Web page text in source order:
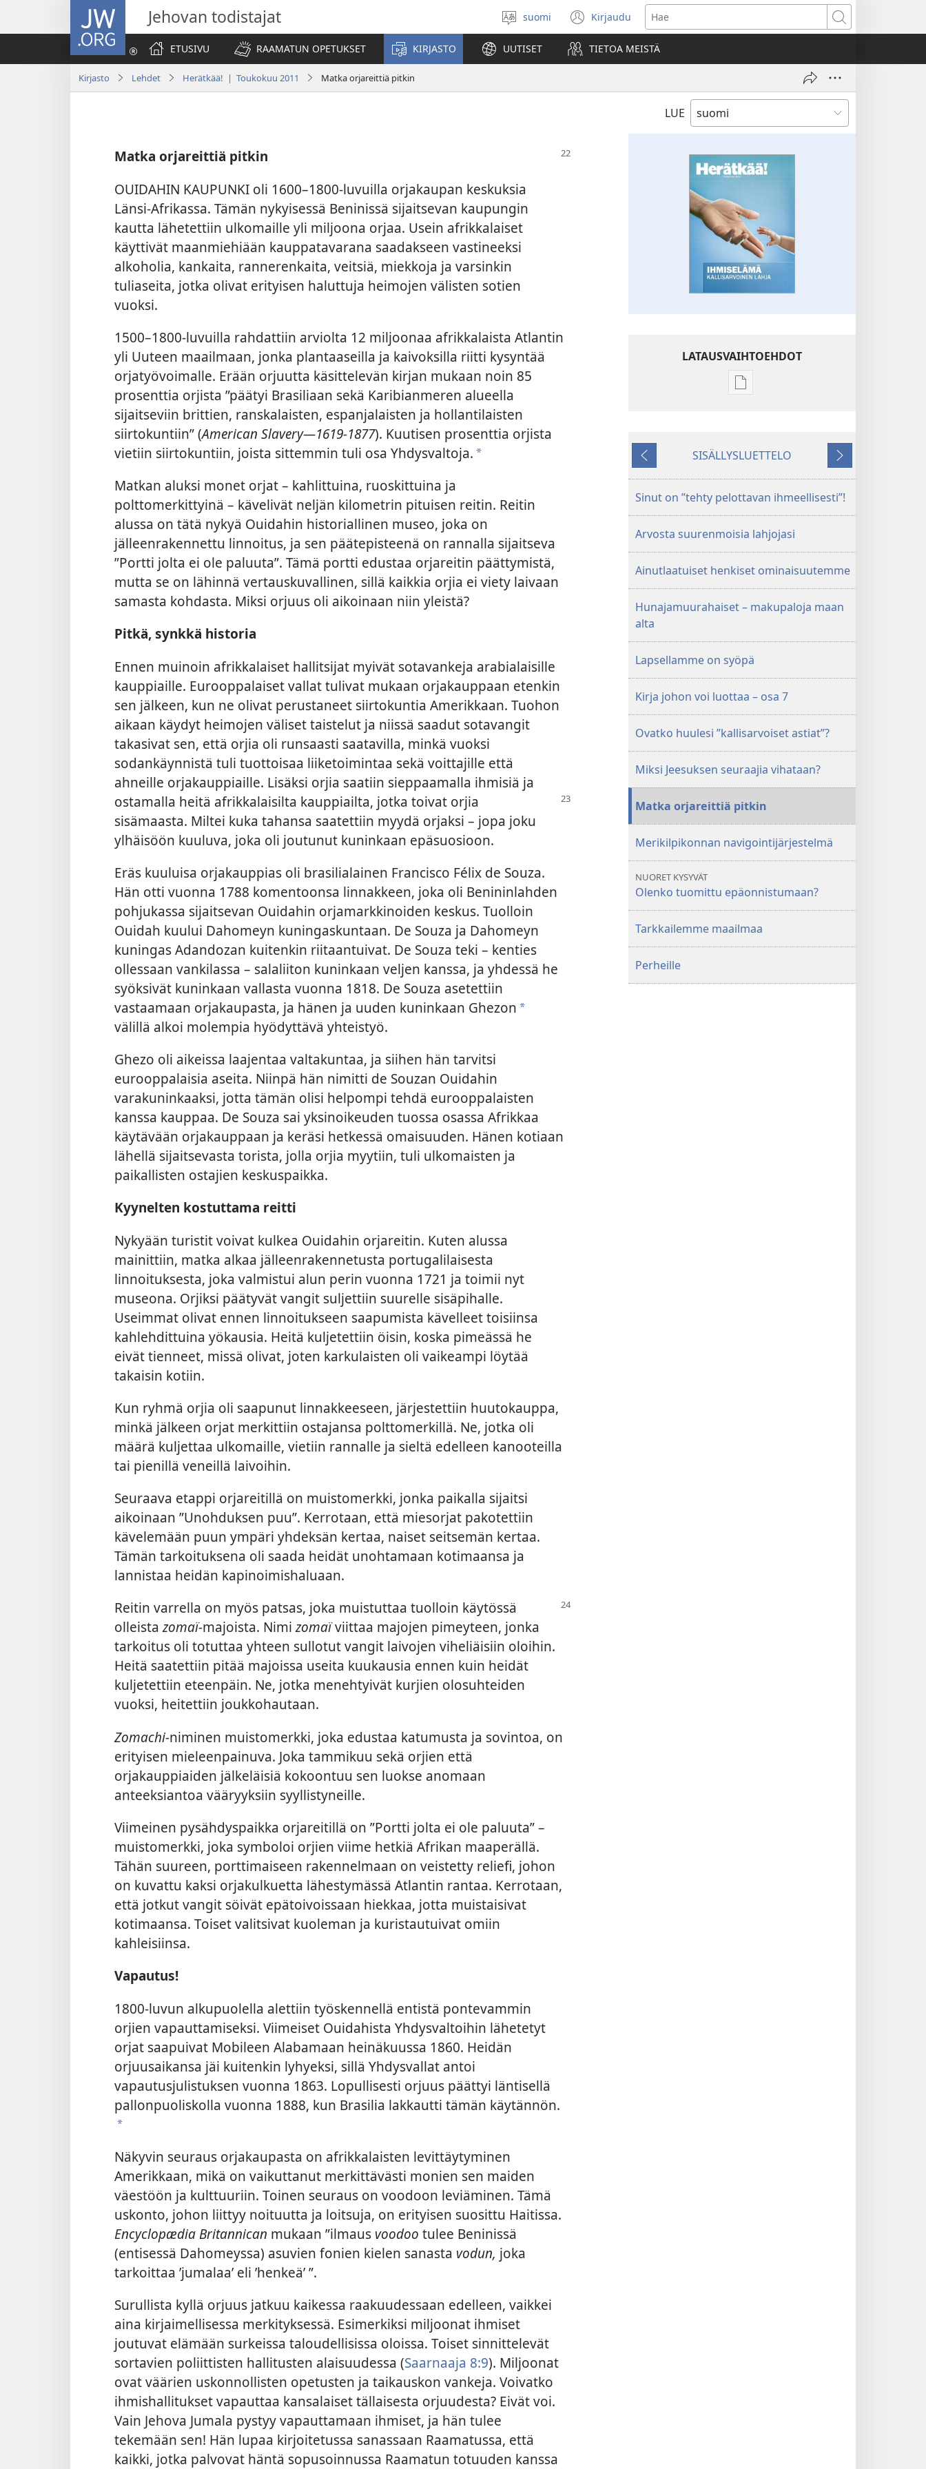
JW.ORG Jehovan todistajat
Valitse
kieli
suomi Kirjaudu
(avaa
uuden
ikkunan)
Hae
ETUSIVU
RAAMATUN OPETUKSET KIRJASTO UUTISET TIETOA MEISTÄ
Kirjasto Lehdet Herätkää! | Toukokuu 2011 Matka orjareittiä pitkin
LUE
Matka orjareittiä pitkin
OUIDAHIN KAUPUNKI oli 1600–1800-luvuilla orjakaupan keskuksia
Länsi-Afrikassa. Tämän nykyisessä Beninissä sijaitsevan kaupungin
kautta lähetettiin ulkomaille yli miljoona orjaa. Usein afrikkalaiset
käyttivät maanmiehiään kauppatavarana saadakseen vastineeksi
alkoholia, kankaita, rannerenkaita, veitsiä, miekkoja ja varsinkin
tuliaseita, jotka olivat erityisen haluttuja heimojen välisten sotien
vuoksi.
1500–1800-luvuilla rahdattiin arviolta 12 miljoonaa afrikkalaista Atlantin
yli Uuteen maailmaan, jonka plantaaseilla ja kaivoksilla riitti kysyntää
orjatyövoimalle. Erään orjuutta käsittelevän kirjan mukaan noin 85
prosenttia orjista ”päätyi Brasiliaan sekä Karibianmeren alueella
sijaitseviin brittien, ranskalaisten, espanjalaisten ja hollantilaisten
siirtokuntiin” (American Slavery—1619-1877). Kuutisen prosenttia orjista
vietiin siirtokuntiin, joista sittemmin tuli osa Yhdysvaltoja. *
Matkan aluksi monet orjat – kahlittuina, ruoskittuina ja
polttomerkittyinä – kävelivät neljän kilometrin pituisen reitin. Reitin
alussa on tätä nykyä Ouidahin historiallinen museo, joka on
jälleenrakennettu linnoitus, ja sen päätepisteenä on rannalla sijaitseva
”Portti jolta ei ole paluuta”. Tämä portti edustaa orjareitin päättymistä,
mutta se on lähinnä vertauskuvallinen, sillä kaikkia orjia ei viety laivaan
samasta kohdasta. Miksi orjuus oli aikoinaan niin yleistä?
Pitkä, synkkä historia
Ennen muinoin afrikkalaiset hallitsijat myivät sotavankeja arabialaisille
kauppiaille. Eurooppalaiset vallat tulivat mukaan orjakauppaan etenkin
sen jälkeen, kun ne olivat perustaneet siirtokuntia Amerikkaan. Tuohon
aikaan käydyt heimojen väliset taistelut ja niissä saadut sotavangit
takasivat sen, että orjia oli runsaasti saatavilla, minkä vuoksi
sodankäynnistä tuli tuottoisaa liiketoimintaa sekä voittajille että
ahneille orjakauppiaille. Lisäksi orjia saatiin sieppaamalla ihmisiä ja
ostamalla heitä afrikkalaisilta kauppiailta, jotka toivat orjia
sisämaasta. Miltei kuka tahansa saatettiin myydä orjaksi – jopa joku
ylhäisöön kuuluva, joka oli joutunut kuninkaan epäsuosioon.
Eräs kuuluisa orjakauppias oli brasilialainen Francisco Félix de Souza.
Hän otti vuonna 1788 komentoonsa linnakkeen, joka oli Benininlahden
pohjukassa sijaitsevan Ouidahin orjamarkkinoiden keskus. Tuolloin
Ouidah kuului Dahomeyn kuningaskuntaan. De Souza ja Dahomeyn
kuningas Adandozan kuitenkin riitaantuivat. De Souza teki – kenties
ollessaan vankilassa – salaliiton kuninkaan veljen kanssa, ja yhdessä he
syöksivät kuninkaan vallasta vuonna 1818. De Souza asetettiin
vastaamaan orjakaupasta, ja hänen ja uuden kuninkaan Ghezon *
välillä alkoi molempia hyödyttävä yhteistyö.
Ghezo oli aikeissa laajentaa valtakuntaa, ja siihen hän tarvitsi
eurooppalaisia aseita. Niinpä hän nimitti de Souzan Ouidahin
varakuninkaaksi, jotta tämän olisi helpompi tehdä eurooppalaisten
kanssa kauppaa. De Souza sai yksinoikeuden tuossa osassa Afrikkaa
käytävään orjakauppaan ja keräsi hetkessä omaisuuden. Hänen kotiaan
lähellä sijaitsevasta torista, jolla orjia myytiin, tuli ulkomaisten ja
paikallisten ostajien keskuspaikka.
Kyynelten kostuttama reitti
Nykyään turistit voivat kulkea Ouidahin orjareitin. Kuten alussa
mainittiin, matka alkaa jälleenrakennetusta portugalilaisesta
linnoituksesta, joka valmistui alun perin vuonna 1721 ja toimii nyt
museona. Orjiksi päätyvät vangit suljettiin suurelle sisäpihalle.
Useimmat olivat ennen linnoitukseen saapumista kävelleet toisiinsa
kahlehdittuina yökausia. Heitä kuljetettiin öisin, koska pimeässä he
eivät tienneet, missä olivat, joten karkulaisten oli vaikeampi löytää
takaisin kotiin.
Kun ryhmä orjia oli saapunut linnakkeeseen, järjestettiin huutokauppa,
minkä jälkeen orjat merkittiin ostajansa polttomerkillä. Ne, jotka oli
määrä kuljettaa ulkomaille, vietiin rannalle ja sieltä edelleen kanooteilla
tai pienillä veneillä laivoihin.
Seuraava etappi orjareitillä on muistomerkki, jonka paikalla sijaitsi
aikoinaan ”Unohduksen puu”. Kerrotaan, että miesorjat pakotettiin
kävelemään puun ympäri yhdeksän kertaa, naiset seitsemän kertaa.
Tämän tarkoituksena oli saada heidät unohtamaan kotimaansa ja
lannistaa heidän kapinoimishaluaan.
Reitin varrella on myös patsas, joka muistuttaa tuolloin käytössä
olleistazomaï-majoista. Nimizomaïviittaa majojen pimeyteen, jonka
tarkoitus oli totuttaa yhteen sullotut vangit laivojen viheliäisiin oloihin.
Heitä saatettiin pitää majoissa useita kuukausia ennen kuin heidät
kuljetettiin eteenpäin. Ne, jotka menehtyivät kurjien olosuhteiden
vuoksi, heitettiin joukkohautaan.
Zomachi-niminen muistomerkki, joka edustaa katumusta ja sovintoa, on
erityisen mieleenpainuva. Joka tammikuu sekä orjien että
orjakauppiaiden jälkeläisiä kokoontuu sen luokse anomaan
anteeksiantoa vääryyksiin syyllistyneille.
Viimeinen pysähdyspaikka orjareitillä on ”Portti jolta ei ole paluuta” –
muistomerkki, joka symboloi orjien viime hetkiä Afrikan maaperällä.
Tähän suureen, porttimaiseen rakennelmaan on veistetty reliefi, johon
on kuvattu kaksi orjakulkuetta lähestymässä Atlantin rantaa. Kerrotaan,
että jotkut vangit söivät epätoivoissaan hiekkaa, jotta muistaisivat
kotimaansa. Toiset valitsivat kuoleman ja kuristautuivat omiin
kahleisiinsa.
Vapautus!
1800-luvun alkupuolella alettiin työskennellä entistä pontevammin
orjien vapauttamiseksi. Viimeiset Ouidahista Yhdysvaltoihin lähetetyt
orjat saapuivat Mobileen Alabamaan heinäkuussa 1860. Heidän
orjuusaikansa jäi kuitenkin lyhyeksi, sillä Yhdysvallat antoi
vapautusjulistuksen vuonna 1863. Lopullisesti orjuus päättyi läntisellä
pallonpuoliskolla vuonna 1888, kun Brasilia lakkautti tämän käytännön.
*
Näkyvin seuraus orjakaupasta on afrikkalaisten levittäytyminen
Amerikkaan, mikä on vaikuttanut merkittävästi monien sen maiden
väestöön ja kulttuuriin. Toinen seuraus on voodoon leviäminen. Tämä
uskonto, johon liittyy noituutta ja loitsuja, on erityisen suosittu Haitissa.
Encyclopædia Britannican mukaan ”ilmaus voodoo tulee Beninissä
(entisessä Dahomeyssa) asuvien fonien kielen sanasta vodun, joka
tarkoittaa ’jumalaa’ eli ’henkeä’ ”.
Surullista kyllä orjuus jatkuu kaikessa raakuudessaan edelleen, vaikkei
aina kirjaimellisessa merkityksessä. Esimerkiksi miljoonat ihmiset
joutuvat elämään surkeissa taloudellisissa oloissa. Toiset sinnittelevät
sortavien poliittisten hallitusten alaisuudessa (Saarnaaja 8:9). Miljoonat
ovat väärien uskonnollisten opetusten ja taikauskon vankeja. Voivatko
ihmishallitukset vapauttaa kansalaiset tällaisesta orjuudesta? Eivät voi.
Vain Jehova Jumala pystyy vapauttamaan ihmiset, ja hän tulee
tekemään sen! Hän lupaa kirjoitetussa sanassaan Raamatussa, että
kaikki, jotka palvovat häntä sopusoinnussa Raamatun totuuden kanssa
LATAUSVAIHTOEHDOT
Julkaisujen
Edellinen
SISÄLLYSLUETTELO
Seuraava
Sinut on ”tehty pelottavan ihmeellisesti”!
Arvosta suurenmoisia lahjojasi
Ainutlaatuiset henkiset ominaisuutemme
Hunajamuurahaiset – makupaloja maan
alta
Lapsellamme on syöpä
Kirja johon voi luottaa – osa 7
Ovatko huulesi ”kallisarvoiset astiat”?
Miksi Jeesuksen seuraajia vihataan?
Matka orjareittiä pitkin
Merikilpikonnan navigointijärjestelmä
NUORET KYSYVÄT
Olenko tuomittu epäonnistumaan?
Tarkkailemme maailmaa
Perheille